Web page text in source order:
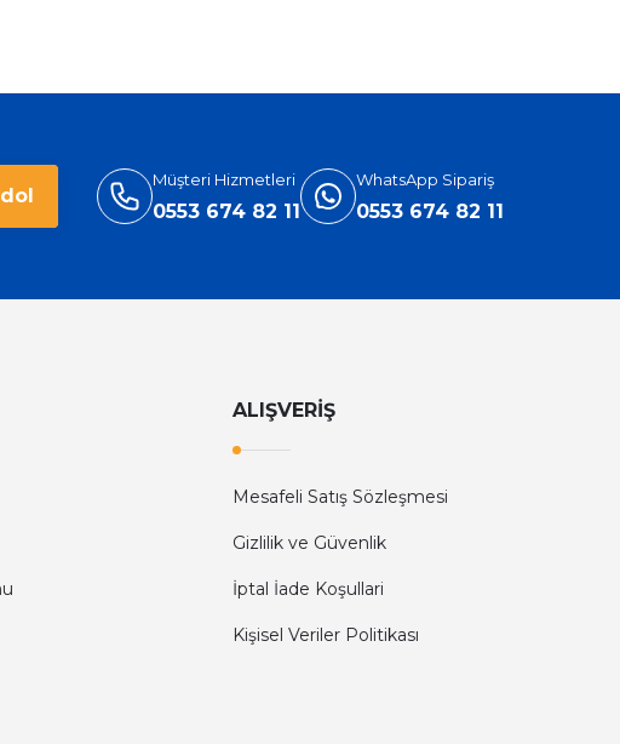
Müşteri Hizmetleri
0553 674 82 11
WhatsApp Sipariş
0553 674 82 11
ALIŞVERİŞ
Mesafeli Satış Sözleşmesi
Gizlilik ve Güvenlik
İptal İade Koşullari
Kişisel Veriler Politikası